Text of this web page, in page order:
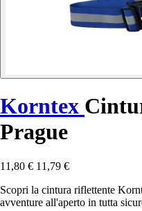
Korntex
Prague
11,80 € 11,79 €
Scopri la cintura riflettente
avventure all'aperto in tutta